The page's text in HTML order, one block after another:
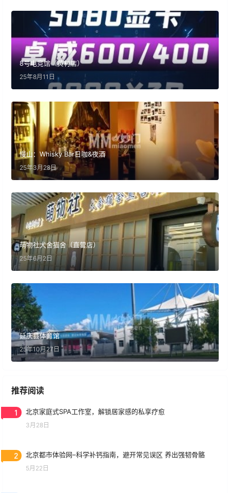
8号电竞馆（黄村店）
25年8月11日
慢山：Whisky Bar日咖&夜酒
25年3月28日
萌物社犬舍猫舍（直营店）
25年6月2日
延庆县体育馆
25年10月27日
推荐阅读
1 北京家庭式SPA工作室，解锁居家感的私享疗愈
3月28日
2 北京都市体验网–科学补钙指南，避开常见误区 养出强韧骨骼
5月22日